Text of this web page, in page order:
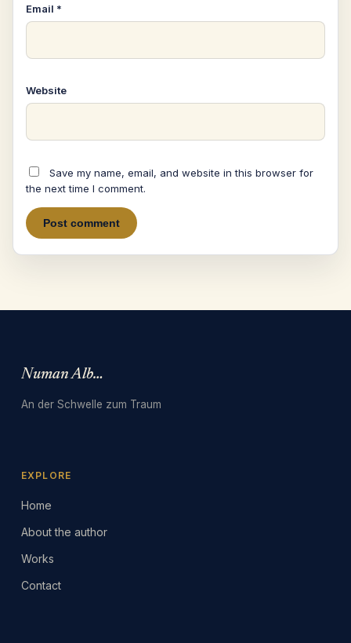
Email *
Website
Save my name, email, and website in this browser for
the next time I comment.
Numan Albarbari
An der Schwelle zum Traum
EXPLORE
Home
About the author
Works
Contact